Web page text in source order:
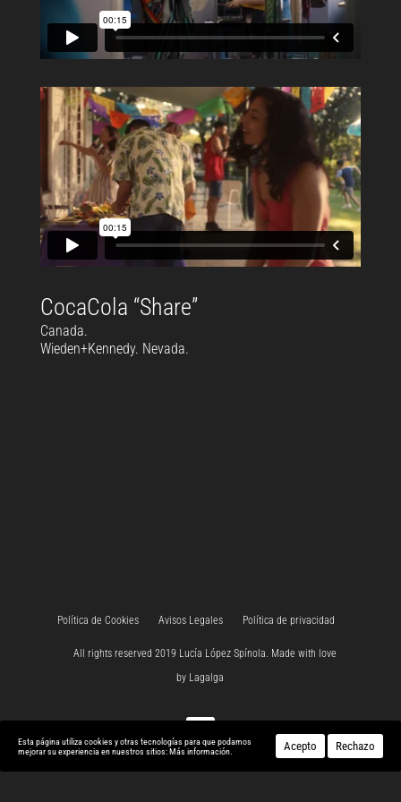
CocaCola “Share”
Canada.
Wieden+Kennedy. Nevada.
Política de Cookies Avisos Legales Política de privacidad
All rights reserved 2019 Lucía López Spínola. Made with love
by Lagalga
Esta página utiliza cookies y otras tecnologías para que podamos
mejorar su experiencia en nuestros sitios:Más información. Acepto Rechazo